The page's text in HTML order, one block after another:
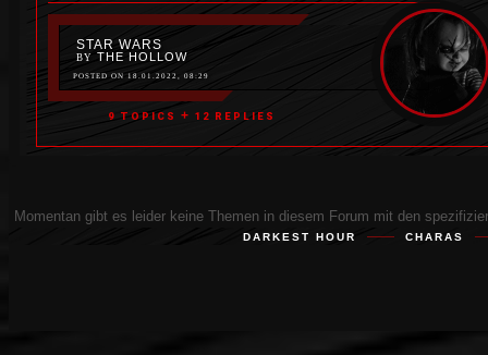
STAR WARS
BY THE HOLLOW
POSTED ON 18.01.2022, 08:29
9 TOPICS + 12 REPLIES
Momentan gibt es leider keine Themen in diesem Forum mit den
DARKEST HOUR CHARAS